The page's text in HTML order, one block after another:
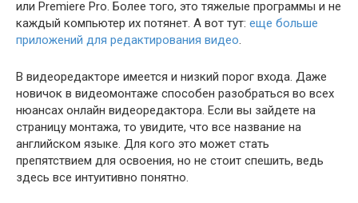
или Premiere Pro. Более того, это тяжелые программы и не
каждый компьютер их потянет. А вот тут: еще больше
приложений для редактирования видео.
В видеоредакторе имеется и низкий порог входа. Даже
новичок в видеомонтаже способен разобраться во всех
нюансах онлайн видеоредактора. Если вы зайдете на
страницу монтажа, то увидите, что все название на
английском языке. Для кого это может стать
препятствием для освоения, но не стоит спешить, ведь
здесь все интуитивно понятно.